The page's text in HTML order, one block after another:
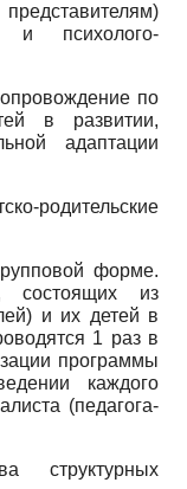
и психолого­
по
в развитии,
адаптации
форме.
состоящих из
и их детей в
1 раз в
программы
каждого
(педагога-
структурных